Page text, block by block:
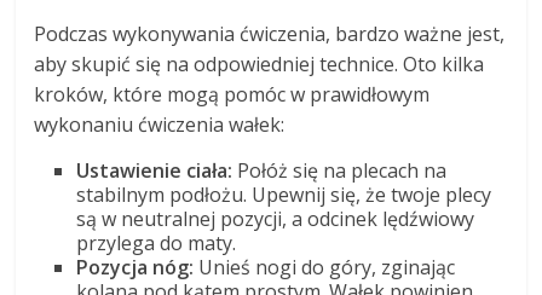
Podczas wykonywania ćwiczenia, bardzo ważne jest,
aby skupić się na odpowiedniej technice. Oto kilka
kroków, które mogą pomóc w prawidłowym
wykonaniu ćwiczenia wałek:
Ustawienie ciała: Połóż się na plecach na
stabilnym podłożu. Upewnij się, że twoje plecy
są w neutralnej pozycji, a odcinek lędźwiowy
przylega do maty.
Pozycja nóg: Unieś nogi do góry, zginając